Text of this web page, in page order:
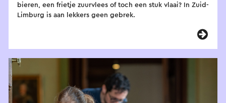
bieren, een frietje zuurvlees of toch een stuk vlaai? In Zuid-
Limburg is aan lekkers geen gebrek.